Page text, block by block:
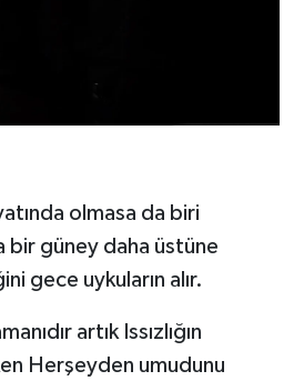
olmasa da biri
bir güney daha üstüne
gece uykuların alır.
artık Issızlığın
Herşeyden umudunu